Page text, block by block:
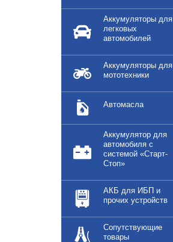
Аккумуляторы для
легковых
автомобилей
Аккумуляторы для
мототехники
Автомасла
Аккумулятор для
автомобиля с
системой «Старт-
Стоп»
АКБ для ИБП и
прочих устройств
Сопутствующие
товары